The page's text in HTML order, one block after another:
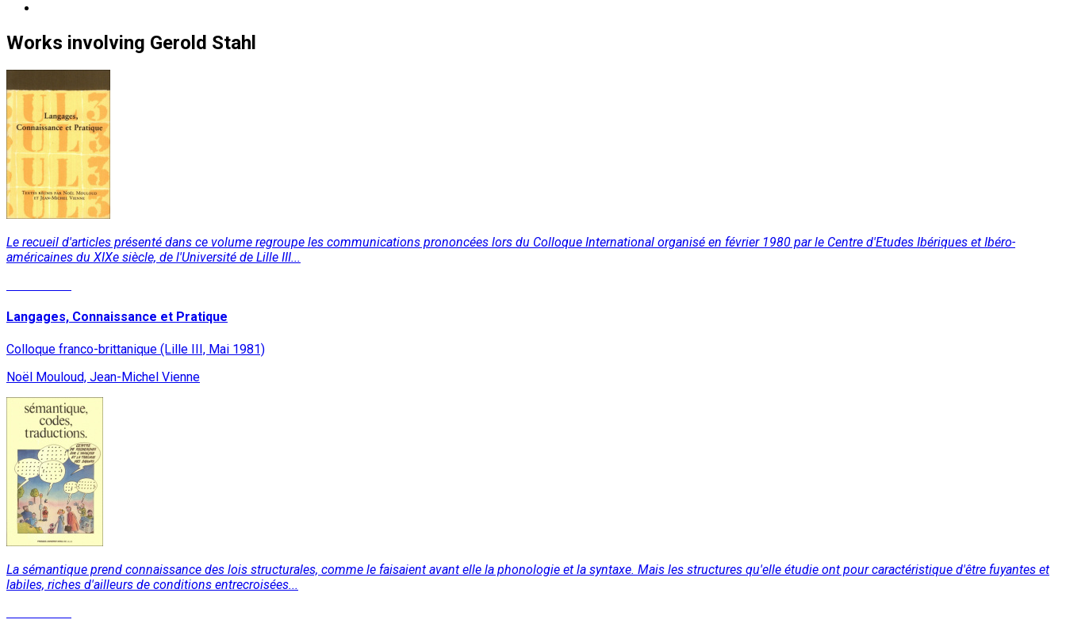
Works involving Gerold Stahl
Le recueil d'articles présenté dans ce volume regroupe les communications prononcées lors du Colloque International organisé en février 1980 par le Centre d'Etudes Ibériques et Ibéro-
américaines du XIXe siècle, de l'Université de Lille III...
Langages, Connaissance et Pratique
Colloque franco-brittanique (Lille III, Mai 1981)
Noël Mouloud, Jean-Michel Vienne
La sémantique prend connaissance des lois structurales, comme le faisaient avant elle la phonologie et la syntaxe. Mais les structures qu'elle étudie ont pour caractéristique d'être fuyantes et
labiles, riches d'ailleurs de conditions entrecroisées...